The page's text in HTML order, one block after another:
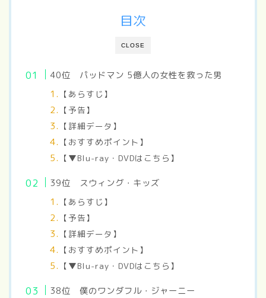
CLOSE
目次
40位 パッドマン 5億人の女性を救った男
【あらすじ】
【予告】
【詳細データ】
【おすすめポイント】
【▼Blu-ray・DVDはこちら】
39位 スウィング・キッズ
【あらすじ】
【予告】
【詳細データ】
【おすすめポイント】
【▼Blu-ray・DVDはこちら】
38位 僕のワンダフル・ジャーニー